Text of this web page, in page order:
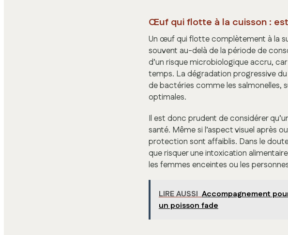
Œuf qui flotte à la cuisson :
Un œuf qui flotte complètement à la
souvent au-delà de la période de
d’un risque microbiologique accru,
temps. La dégradation progressive
de bactéries comme les salmonelles,
optimales.
Il est donc prudent de considérer
santé. Même si l’aspect visuel après
protection sont affaiblis. Dans le
que risquer une intoxication
les femmes enceintes ou les
LIRE AUSSI Accompagnement
un poisson fade